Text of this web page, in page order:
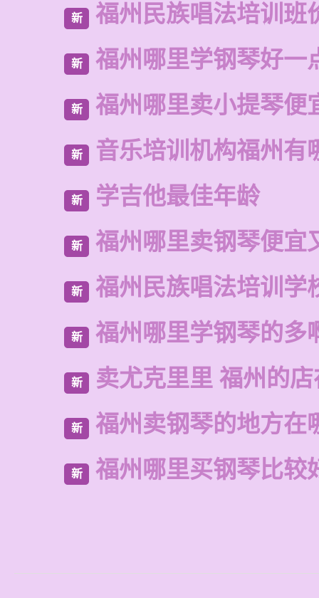
新 福州民族唱法培训班
新 福州哪里学钢琴好一
新 福州哪里卖小提琴便
新 音乐培训机构福州有
新 学吉他最佳年龄
新 福州哪里卖钢琴便宜
新 福州民族唱法培训学
新 福州哪里学钢琴的多
新 卖尤克里里 福州的
新 福州卖钢琴的地方在
新 福州哪里买钢琴比较